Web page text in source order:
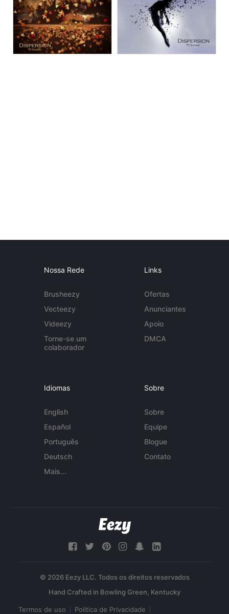
Nossa Rede
Brusheezy
Vecteezy
Videezy
Torne-se um
colaborador
Links
Ofertas
Anunciantes
Apoio
DMCA
Idiomas
English
Español
Português
Deutsch
Mais...
Sobre
Sobre
Equipe
Blogue
Contato
© 2026 Eezy LLC. Todos os direitos reservados
Termos de uso Política de Privacidade